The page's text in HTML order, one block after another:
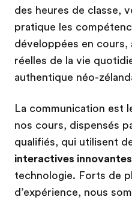
des heures de classe,
pratique les
développées en
réelles de la vie
authentique néo-
La communication est
nos cours, dispensés
qualifiés, qui utilisent
interactives innovantes
technologie. Forts de
d’expérience, nous